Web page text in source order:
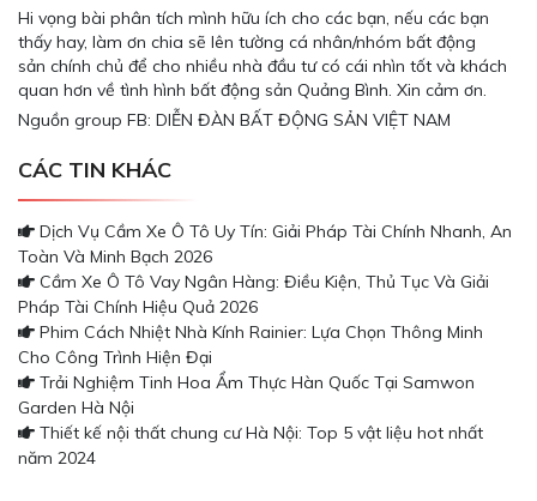
Hi vọng bài phân tích mình hữu ích cho các bạn, nếu các bạn
thấy hay, làm ơn chia sẽ lên tường cá nhân/nhóm bất động
sản chính chủ để cho nhiều nhà đầu tư có cái nhìn tốt và khách
quan hơn về tình hình bất động sản Quảng Bình. Xin cảm ơn.
Nguồn group FB: DIỄN ĐÀN BẤT ĐỘNG SẢN VIỆT NAM
CÁC TIN KHÁC
Dịch Vụ Cầm Xe Ô Tô Uy Tín: Giải Pháp Tài Chính Nhanh, An
Toàn Và Minh Bạch 2026
Cầm Xe Ô Tô Vay Ngân Hàng: Điều Kiện, Thủ Tục Và Giải
Pháp Tài Chính Hiệu Quả 2026
Phim Cách Nhiệt Nhà Kính Rainier: Lựa Chọn Thông Minh
Cho Công Trình Hiện Đại
Trải Nghiệm Tinh Hoa Ẩm Thực Hàn Quốc Tại Samwon
Garden Hà Nội
Thiết kế nội thất chung cư Hà Nội: Top 5 vật liệu hot nhất
năm 2024